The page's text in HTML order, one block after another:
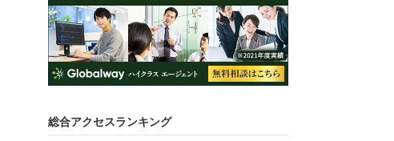
総合アクセスランキング